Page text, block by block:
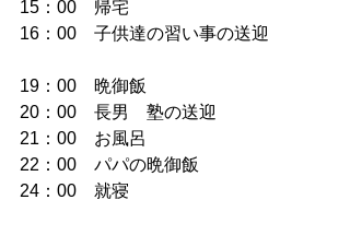
15：00　帰宅
16：00　子供達の習い事の送迎
19：00　晩御飯
20：00　長男　塾の送迎
21：00　お風呂
22：00　パパの晩御飯
24：00　就寝